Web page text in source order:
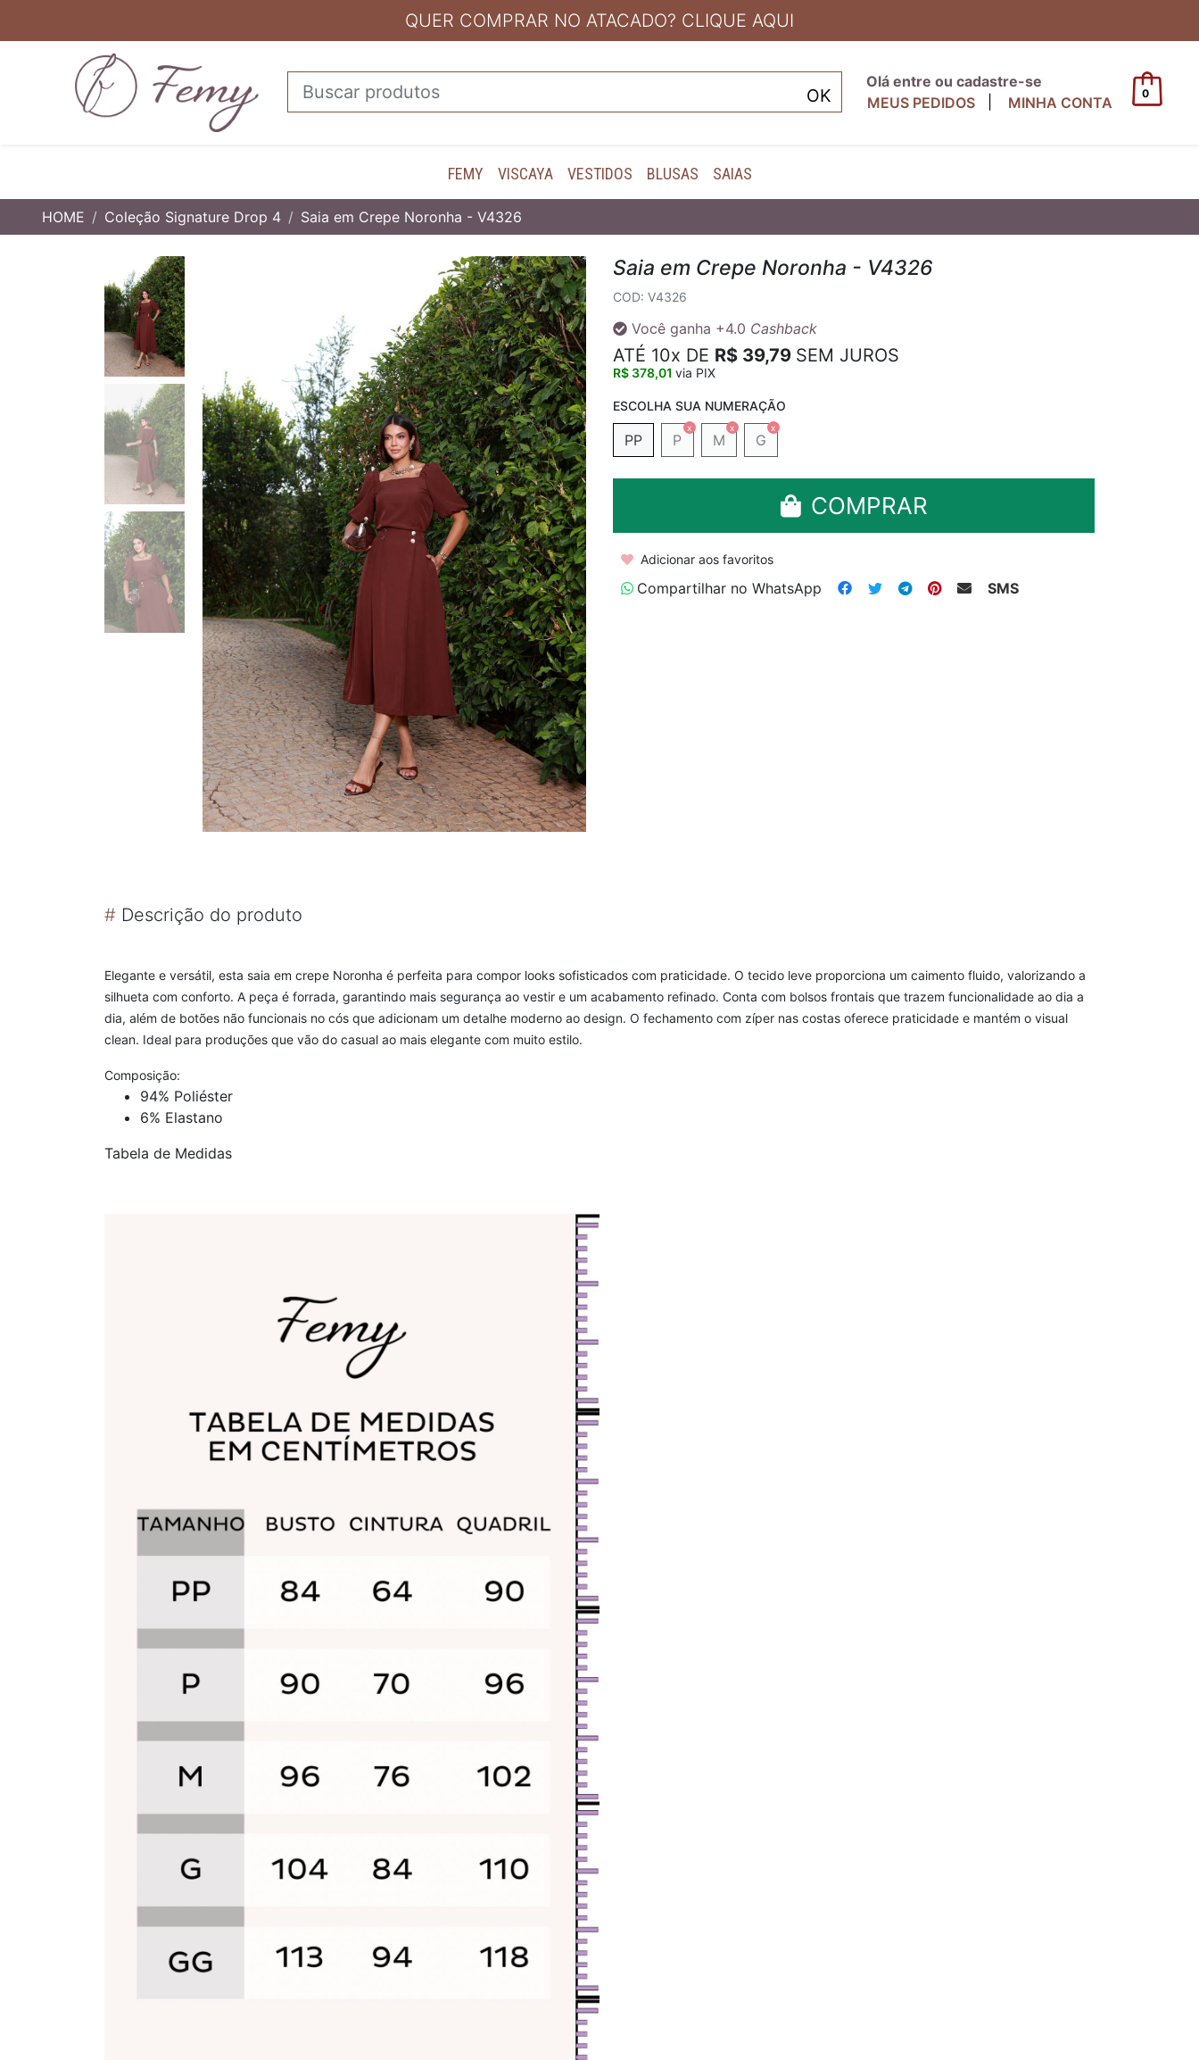
QUER COMPRAR NO ATACADO? CLIQUE AQUI
Olá entre ou cadastre-se
MEUS PEDIDOS
MINHA CONTA
0
FEMY VISCAYA VESTIDOS BLUSAS SAIAS
HOME Coleção Signature Drop 4 Saia em Crepe Noronha - V4326
Saia em Crepe Noronha - V4326
COD: V4326
Você ganha +4.0 Cashback
ATÉ 10x DE R$ 39,79 SEM JUROS
R$ 378,01 via PIX
PP P M G
COMPRAR
Adicionar aos favoritos
Compartilhar no WhatsApp SMS
# Descrição do produto
Elegante e versátil, esta saia em crepe Noronha é perfeita para compor looks sofisticados com praticidade. O tecido leve proporciona um caimento fluido, valorizando a
silhueta com conforto. A peça é forrada, garantindo mais segurança ao vestir e um acabamento refinado. Conta com bolsos frontais que trazem funcionalidade ao dia a
dia, além de botões não funcionais no cós que adicionam um detalhe moderno ao design. O fechamento com zíper nas costas oferece praticidade e mantém o visual
clean. Ideal para produções que vão do casual ao mais elegante com muito estilo.
Composição:
94% Poliéster
6% Elastano
Tabela de Medidas